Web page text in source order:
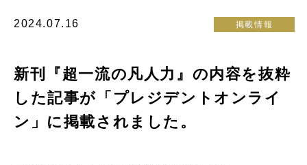
2024.07.16 掲載情報
新刊『超一流の凡人力』の内容を抜粋
した記事が「プレジデントオンライ
ン」に掲載されました。